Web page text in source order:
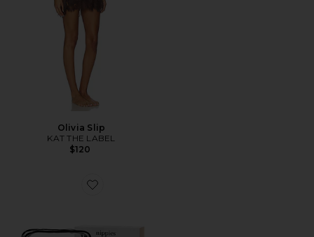
Olivia Slip
KAT THE LABEL
$120
Favorite Nippies Flex Bra